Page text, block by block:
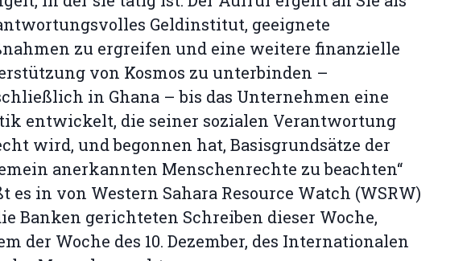
Geldinstitut, geeignete
zu ergreifen und eine weitere finanzielle
von Kosmos zu unterbinden –
in Ghana – bis das Unternehmen eine
entwickelt, die seiner sozialen Verantwortung
wird, und begonnen hat, Basisgrundsätze der
anerkannten Menschenrechte zu beachten“
es in von Western Sahara Resource Watch (WSRW)
Banken gerichteten Schreiben dieser Woche,
der Woche des 10. Dezember, des Internationalen